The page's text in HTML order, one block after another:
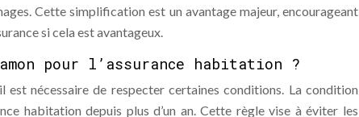
Cette simplification est un avantage majeur, encourageant
si cela est avantageux.
pour l’assurance habitation ?
nécessaire de respecter certaines conditions. La condition
habitation depuis plus d’un an. Cette règle vise à éviter les